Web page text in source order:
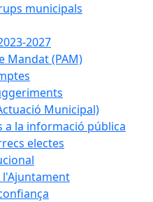
municipals
2027
Mandat (PAM)
Municipal)
a la informació pública
electes